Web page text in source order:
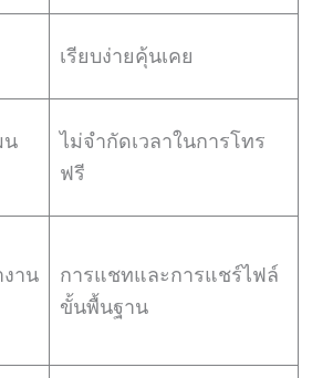
เรียบง่ายคุ้นเคย
น
ไม่จำกัดเวลาในการโทร
ฟรี
าน
การแชทและการแชร์ไฟล์
ขั้นพื้นฐาน